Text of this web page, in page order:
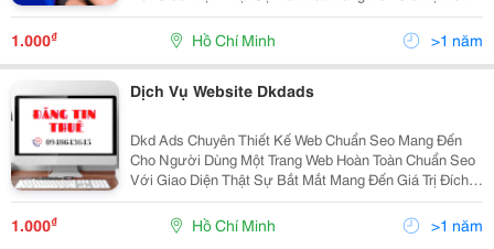
Thực Cho Sản Phẩm, Cũng Như Uy Tín Của Công Ty
Hay Dịch Vụ Của Quý Khách Một Website Có Đầy Đủ
Những T
1.000₫ Hồ Chí Minh >1 năm
Dịch Vụ Website Dkdads
Dkd Ads Chuyên Thiết Kế Web Chuẩn Seo Mang Đến
Cho Người Dùng Một Trang Web Hoàn Toàn Chuẩn Seo
Với Giao Diện Thật Sự Bắt Mắt Mang Đến Giá Trị Đích
Thực Cho Sản Phẩm, Cũng Như Uy Tín Của Công Ty
Hay Dịch Vụ Của Quý Khách Một Website Có Đầy Đủ
Những T
1.000₫ Hồ Chí Minh >1 năm